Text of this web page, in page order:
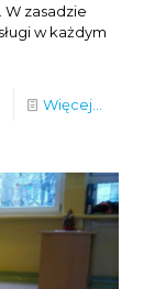
W zasadzie
w każdym
Więcej...